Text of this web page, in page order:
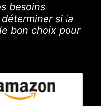
besoins
si la
bon choix pour